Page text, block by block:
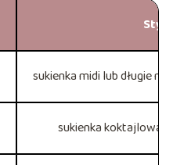
sukienka midi lub długie
sukienka koktajlowa